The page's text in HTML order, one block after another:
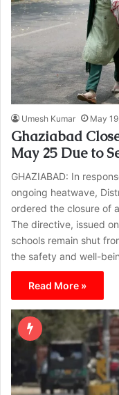
Umesh Kumar May
Ghaziabad
May 25 Due to
GHAZIABAD: In
ongoing heatwave,
ordered the closure of
The directive, issued
schools remain shut
the safety and well-
Read More »